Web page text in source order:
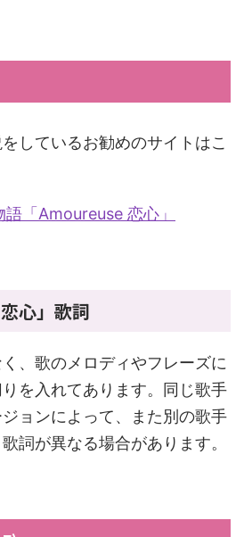
しているお勧めのサイトはこ
「Amoureuse 恋心」
心」歌詞
、歌のメロディやフレーズに
を入れてあります。同じ歌手
ョンによって、また別の歌手
詞が異なる場合があります。